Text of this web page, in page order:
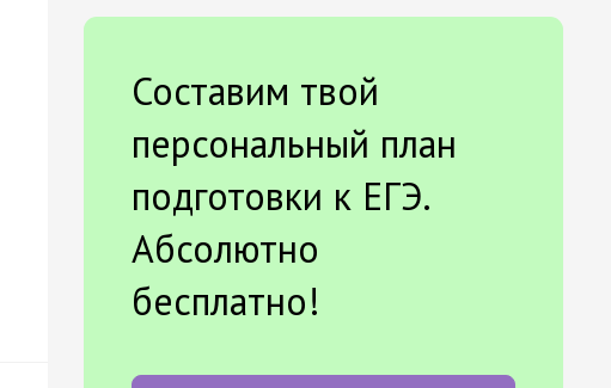
Составим твой
персональный план
подготовки к ЕГЭ.
Абсолютно
бесплатно!